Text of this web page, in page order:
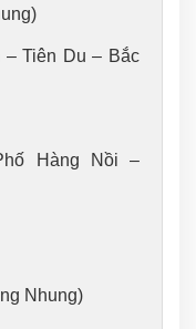
Tiên Du – Bắc
Hàng Nồi –
Nhung)